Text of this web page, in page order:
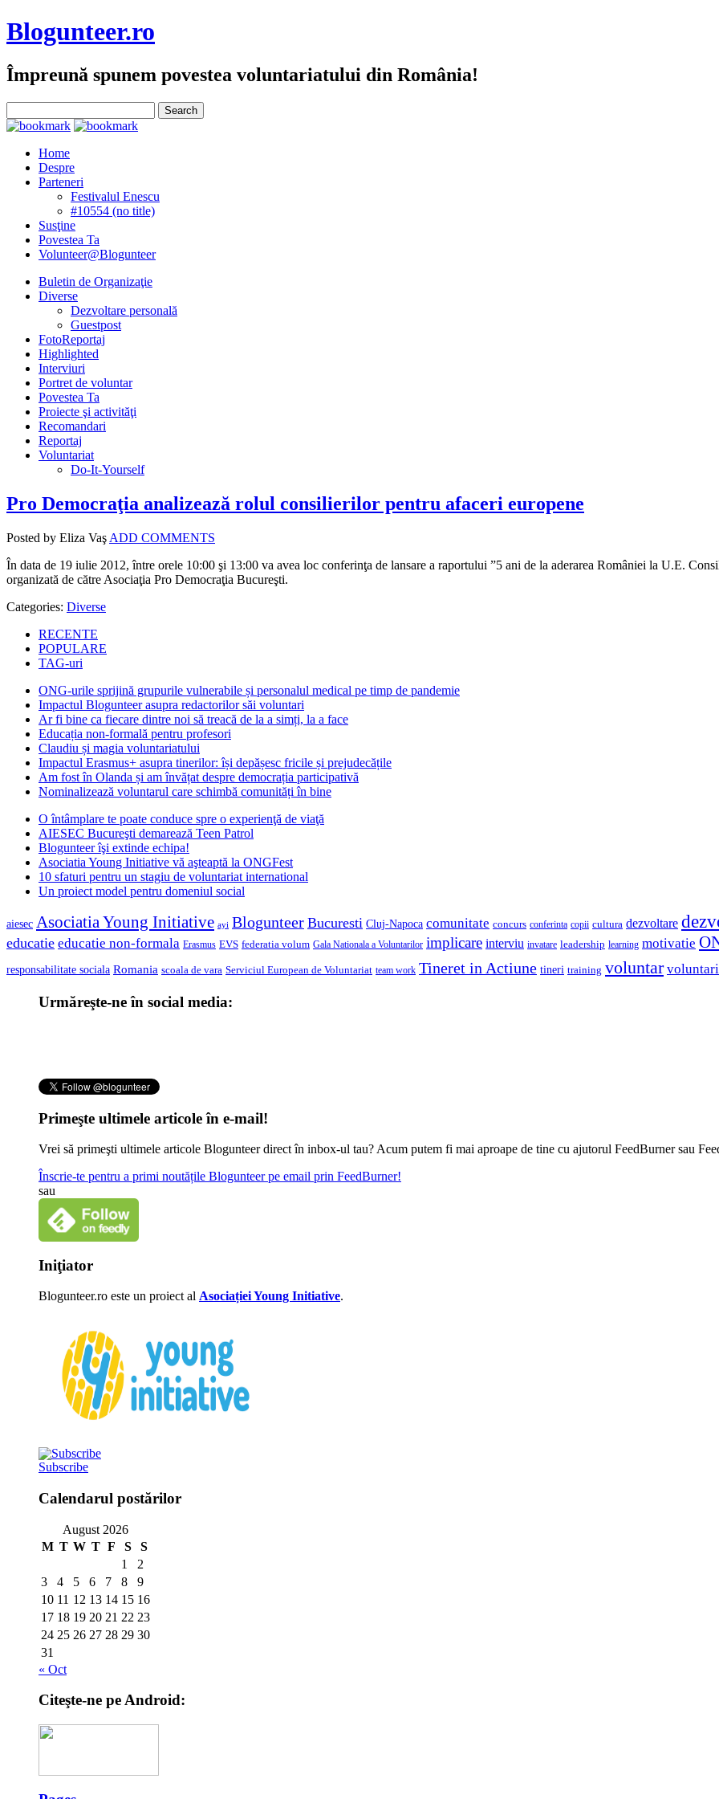
Blogunteer.ro
Împreună spunem povestea voluntariatului din România!
Home
Despre
Parteneri
Festivalul Enescu
#10554 (no title)
Susţine
Povestea Ta
Volunteer@Blogunteer
Buletin de Organizaţie
Diverse
Dezvoltare personală
Guestpost
FotoReportaj
Highlighted
Interviuri
Portret de voluntar
Povestea Ta
Proiecte şi activităţi
Recomandari
Reportaj
Voluntariat
Do-It-Yourself
Pro Democraţia analizează rolul consilierilor pentru afaceri europene
Posted by Eliza Vaş ADD COMMENTS
În data de 19 iulie 2012, între orele 10:00 şi 13:00 va avea loc conferinţa de lansare a raportului ”5 ani de la aderarea României la U.E.
organizată de către Asociaţia Pro Democraţia Bucureşti.
Categories: Diverse
RECENTE
POPULARE
TAG-uri
ONG-urile sprijină grupurile vulnerabile și personalul medical pe timp de pandemie
Impactul Blogunteer asupra redactorilor săi voluntari
Ar fi bine ca fiecare dintre noi să treacă de la a simți, la a face
Educația non-formală pentru profesori
Claudiu și magia voluntariatului
Impactul Erasmus+ asupra tinerilor: își depășesc fricile și prejudecățile
Am fost în Olanda și am învățat despre democrația participativă
Nominalizează voluntarul care schimbă comunități în bine
O întâmplare te poate conduce spre o experienţă de viaţă
AIESEC Bucureşti demarează Teen Patrol
Blogunteer îşi extinde echipa!
Asociatia Young Initiative vă aşteaptă la ONGFest
10 sfaturi pentru un stagiu de voluntariat international
Un proiect model pentru domeniul social
aiesec Asociatia Young Initiative ayi Blogunteer Bucuresti Cluj-Napoca comunitate concurs conferinta copii cultura dezvoltare
educatie educatie non-formala Erasmus EVS federatia volum Gala Nationala a Voluntarilor implicare interviu invatare leadership learning motivatie
responsabilitate sociala Romania scoala de vara Serviciul European de Voluntariat team work Tineret in Actiune tineri training voluntar voluntari
Urmăreşte-ne în social media:
Primeşte ultimele articole în e-mail!
Vrei să primeşti ultimele articole Blogunteer direct în inbox-ul tau? Acum putem fi mai aproape de tine cu ajutorul FeedBurner sau
Înscrie-te pentru a primi noutățile Blogunteer pe email prin FeedBurner!
sau
Iniţiator
Blogunteer.ro este un proiect al Asociației Young Initiative.
Subscribe
Calendarul postărilor
August 2026
M T W T F S
S
1
2
3
4 5 6 7 8
9
10 11 12 13 14 15 16
17 18 19 20 21 22 23
24 25 26 27 28 29 30
31
« Oct
Citeşte-ne pe Android: